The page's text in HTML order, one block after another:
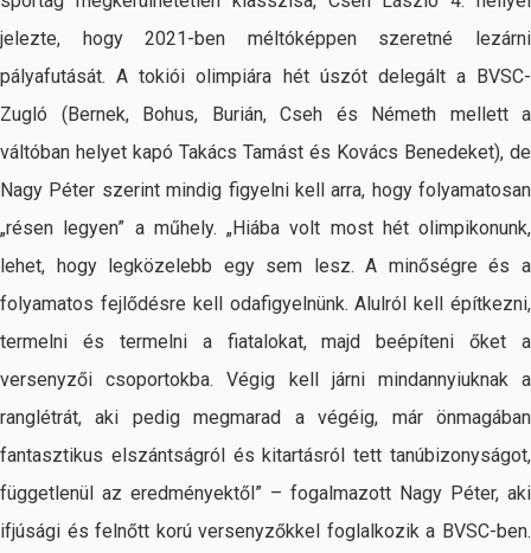
jelezte, hogy 2021-ben méltóképpen szeretné lezárni
pályafutását. A tokiói olimpiára hét úszót delegált a BVSC-
Zugló (Bernek, Bohus, Burián, Cseh és Németh mellett a
váltóban helyet kapó Takács Tamást és Kovács Benedeket), de
Nagy Péter szerint mindig figyelni kell arra, hogy folyamatosan
„résen legyen” a műhely. „Hiába volt most hét olimpikonunk,
lehet, hogy legközelebb egy sem lesz. A minőségre és a
folyamatos fejlődésre kell odafigyelnünk. Alulról kell építkezni,
termelni és termelni a fiatalokat, majd beépíteni őket a
versenyzői csoportokba. Végig kell járni mindannyiuknak a
ranglétrát, aki pedig megmarad a végéig, már önmagában
fantasztikus elszántságról és kitartásról tett tanúbizonyságot,
függetlenül az eredményektől” – fogalmazott Nagy Péter, aki
ifjúsági és felnőtt korú versenyzőkkel foglalkozik a BVSC-ben.